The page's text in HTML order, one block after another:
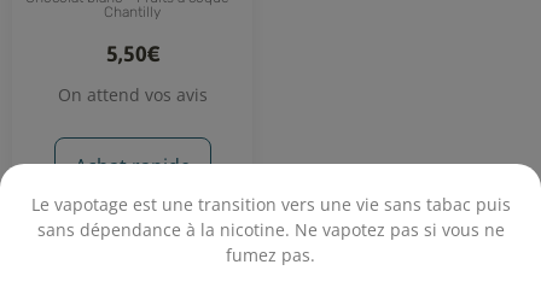
Le vapotage est une transition vers une vie sans tabac puis
sans dépendance à la nicotine. Ne vapotez pas si vous ne
fumez pas.
Chantilly
5,50€
On attend vos avis
Achat rapide